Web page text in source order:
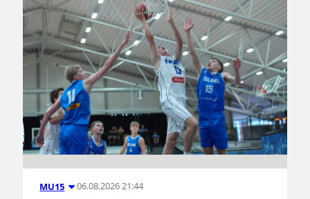
MU15 06.08.2026 21:44